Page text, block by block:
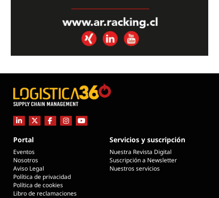
Portal
Eventos
Nosotros
Aviso Legal
Política de privacidad
Política de cookies
Libro de reclamaciones
Servicios y suscripción
Nuestra Revista Digital
Suscripción a Newsletter
Nuestros servicios